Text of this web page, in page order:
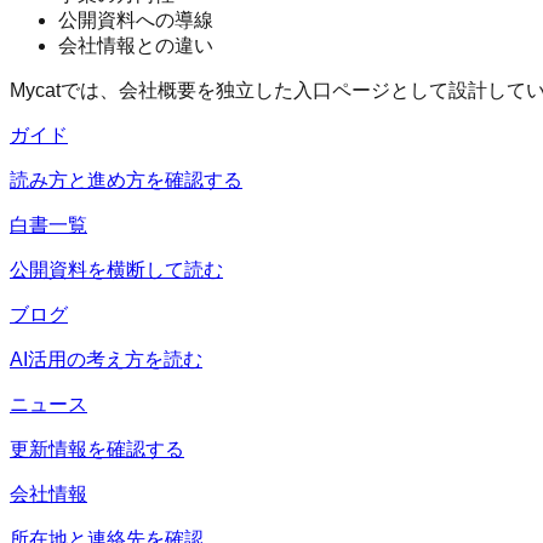
公開資料への導線
会社情報との違い
Mycatでは、会社概要を独立した入口ページとして設計して
ガイド
読み方と進め方を確認する
白書一覧
公開資料を横断して読む
ブログ
AI活用の考え方を読む
ニュース
更新情報を確認する
会社情報
所在地と連絡先を確認